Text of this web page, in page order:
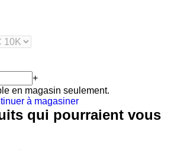
+
en magasin seulement.
à magasiner
qui pourraient vous